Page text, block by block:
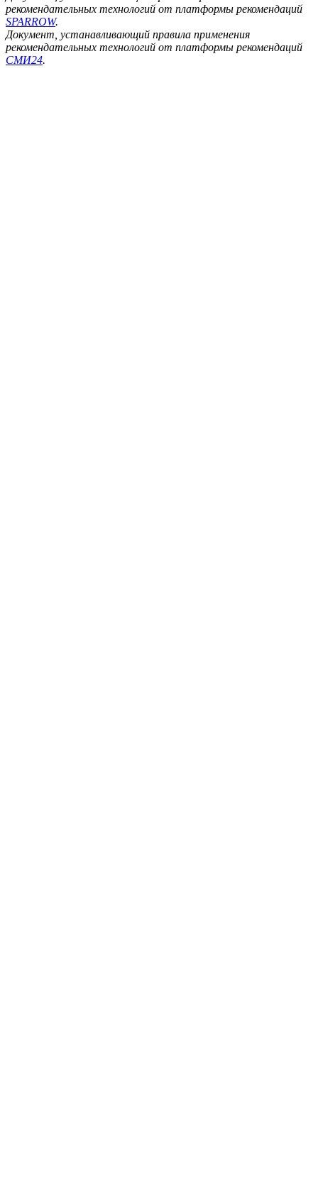
рекомендательных технологий от платформы рекомендаций
SPARROW.
Документ, устанавливающий правила применения
рекомендательных технологий от платформы рекомендаций
СМИ24.